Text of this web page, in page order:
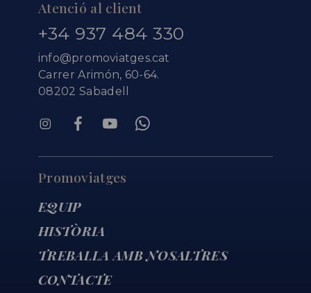
Atenció al client
+34 937 484 330
info@promoviatges.cat
Carrer Arimón, 60-64.
08202 Sabadell
Promoviatges
EQUIP
HISTÒRIA
TREBALLA AMB NOSALTRES
CONTACTE